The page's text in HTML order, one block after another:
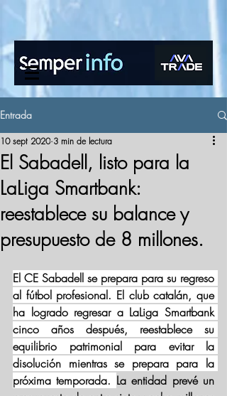
Entrada
El Sabadell, listo para la
LaLiga Smartbank:
reestablece su balance y
presupuesto de 8 millones.
10 sept 2020 3 min de lectura
El CE Sabadell se prepara para su regreso
al fútbol profesional. El club catalán, que
ha logrado regresar a LaLiga Smartbank
cinco años después, reestablece su
equilibrio patrimonial para evitar la
disolución mientras se prepara para la
próxima temporada. La entidad prevé un